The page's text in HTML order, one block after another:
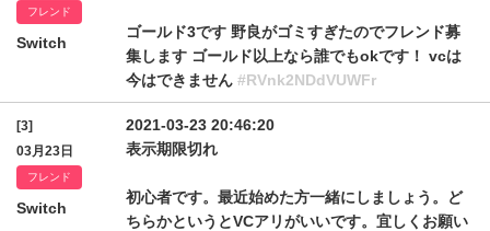
フレンド
Switch
ゴールド3です 野良がゴミすぎたのでフレンド募
集します ゴールド以上なら誰でもokです！ vcは
今はできません #RVnk2NDdVUWFr
[3]
03月23日
フレンド
Switch
2021-03-23 20:46:20
表示期限切れ
初心者です。最近始めた方一緒にしましょう。ど
ちらかというとVCアリがいいです。宜しくお願い